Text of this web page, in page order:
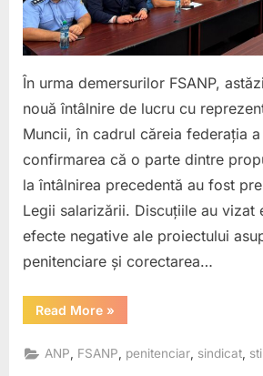
În urma demersurilor FSANP,
nouă întâlnire de lucru cu
Muncii, în cadrul căreia federația
confirmarea că o parte dintre
la întâlnirea precedentă au fost
Legii salarizării. Discuțiile au vizat
efecte negative ale proiectului
penitenciare și corectarea…
Read More“FSANP
obține
modificări
în
»
ANP FSANP penitenciar sindicat